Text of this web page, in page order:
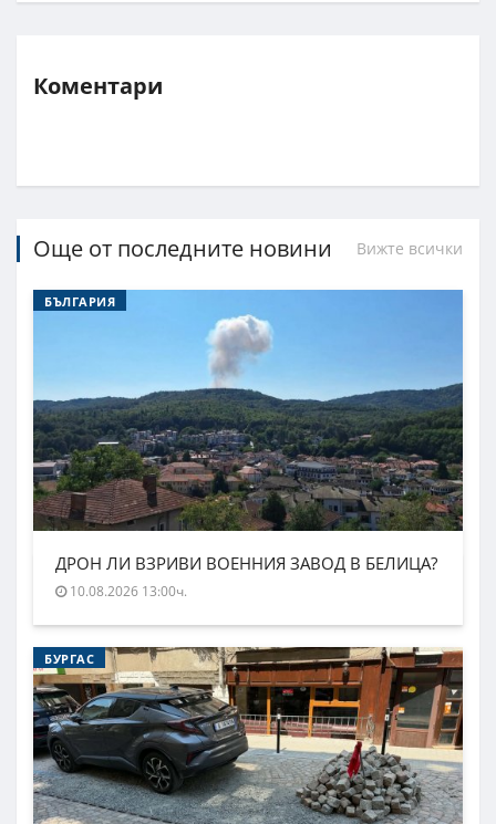
Коментари
Още от последните новини Вижте всички
БЪЛГАРИЯ
ДРОН ЛИ ВЗРИВИ ВОЕННИЯ ЗАВОД В БЕЛИЦА?
10.08.2026 13:00ч.
БУРГАС